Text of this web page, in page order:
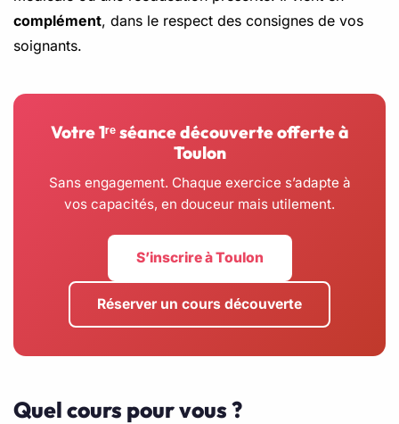
complément, dans le respect des consignes de vos
soignants.
Votre 1ʳᵉ séance découverte offerte à
Toulon
Sans engagement. Chaque exercice s’adapte à
vos capacités, en douceur mais utilement.
S’inscrire à Toulon
Réserver un cours découverte
Quel cours pour vous ?